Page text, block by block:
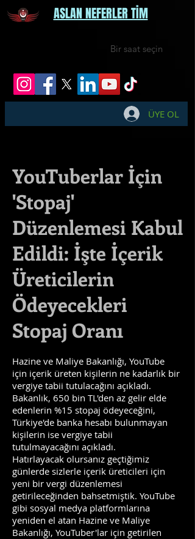
ASLAN NEFERLER TİM
Bir saat seçin
ÜYE OL
YouTuberlar İçin
'Stopaj'
Düzenlemesi Kabul
Edildi: İşte İçerik
Üreticilerin
Ödeyecekleri
Stopaj Oranı
Hazine ve Maliye Bakanlığı, YouTube
için içerik üreten kişilerin ne kadarlık bir
vergiye tabii tutulacağını açıkladı.
Bakanlık, 650 bin TL'den az gelir elde
edenlerin %15 stopaj ödeyeceğini,
Türkiye'de banka hesabı bulunmayan
kişilerin ise vergiye tabii
tutulmayacağını açıkladı.
Hatırlayacak olursanız geçtiğimiz
günlerde sizlerle içerik üreticileri için
yeni bir vergi düzenlemesi
getirileceğinden bahsetmiştik. YouTube
gibi sosyal medya platformlarına
yeniden el atan Hazine ve Maliye
Bakanlığı, YouTuber'lar için getirilen